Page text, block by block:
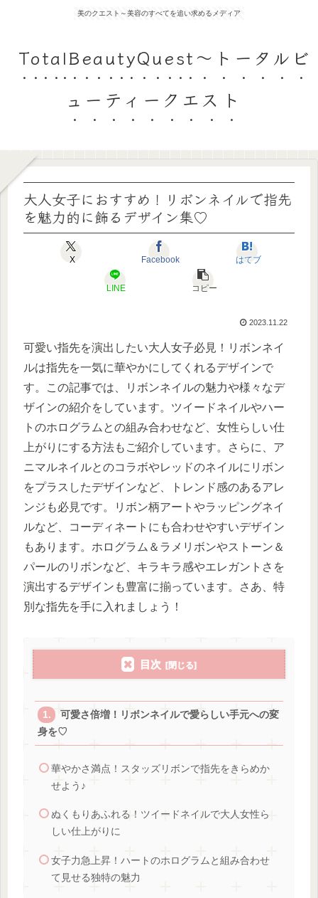
美のクエスト～美容のすべてを追い求めるメディア
TotalBeautyQuest～トータルビ
ューティークエスト
大人女子におすすめ！リボンネイルで指先
を魅力的に飾るデザイン集♡
X Facebook はてブ
LINE コピー
2023.11.22
可愛い指先を演出したい大人女子必見！リボンネイ
ルは指先を一気に華やかにしてくれるデザインで
す。この記事では、リボンネイルの魅力や様々なデ
ザインの紹介をしています。ツイードネイルやハー
トのホログラムとの組み合わせなど、女性らしい仕
上がりにする方法もご紹介しています。さらに、ア
ニマルネイルとのコラボやレッドのネイルにリボン
をプラスしたデザインなど、トレンド感のあるアレ
ンジも必見です。リボン柄アートやラッピングネイ
ルなど、コーディネートにも合わせやすいデザイン
もあります。ホログラム＆ラメリボンやストーン＆
パールのリボンなど、キラキラ感やエレガントさを
演出するデザインも豊富に揃っています。さあ、特
別な指先を手に入れましょう！
目次
可愛さ倍増！リボンネイルで愛らしい手元への変
身を♡
華やかさ満点！スタッズリボンで指先をきらめか
せよう♪
ぬくもりあふれる！ツイードネイルで大人女性ら
しい仕上がりに
女子力急上昇！ハートのホログラムと組み合わせ
て見せる独特の魅力